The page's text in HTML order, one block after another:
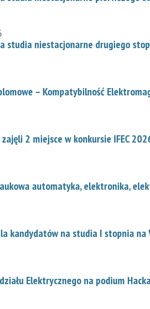
studia niestacjonarne drugiego
– Kompatybilność
2 miejsce w konkursie IFEC
automatyka, elektronika,
kandydatów na studia I stopnia na
Elektrycznego na podium